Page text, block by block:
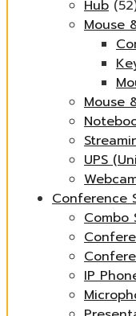
Hub
Mouse
Mouse
UPS
Conference
Combo
IP